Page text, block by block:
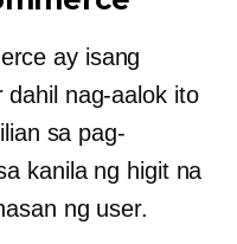
ay isang
dahil nag-aalok ito
sa pag-
kanila ng higit na
ng user.